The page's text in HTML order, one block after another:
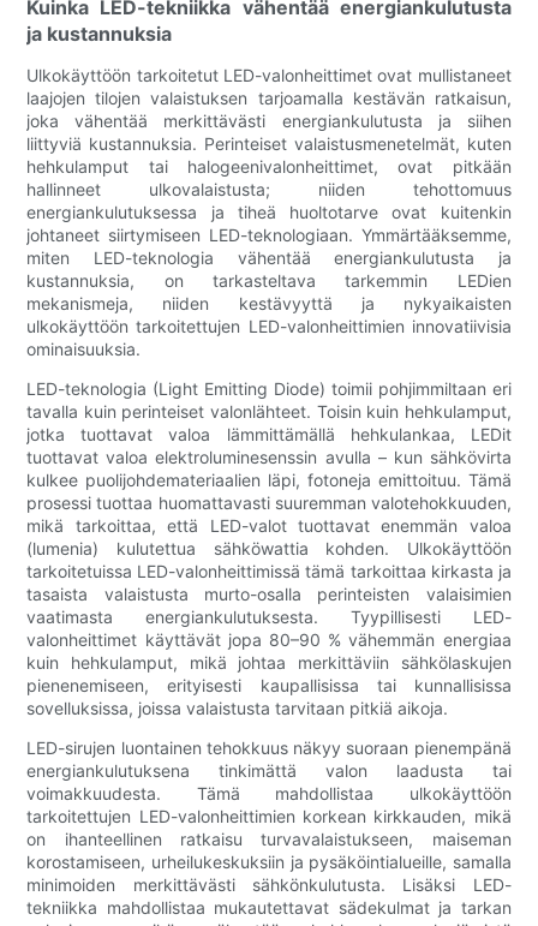
Kuinka LED-tekniikka vähentää energiankulutusta
ja kustannuksia
Ulkokäyttöön tarkoitetut LED-valonheittimet ovat mullistaneet
laajojen tilojen valaistuksen tarjoamalla kestävän ratkaisun,
joka vähentää merkittävästi energiankulutusta ja siihen
liittyviä kustannuksia. Perinteiset valaistusmenetelmät, kuten
hehkulamput tai halogeenivalonheittimet, ovat pitkään
hallinneet ulkovalaistusta; niiden tehottomuus
energiankulutuksessa ja tiheä huoltotarve ovat kuitenkin
johtaneet siirtymiseen LED-teknologiaan. Ymmärtääksemme,
miten LED-teknologia vähentää energiankulutusta ja
kustannuksia, on tarkasteltava tarkemmin LEDien
mekanismeja, niiden kestävyyttä ja nykyaikaisten
ulkokäyttöön tarkoitettujen LED-valonheittimien innovatiivisia
ominaisuuksia.
LED-teknologia (Light Emitting Diode) toimii pohjimmiltaan eri
tavalla kuin perinteiset valonlähteet. Toisin kuin hehkulamput,
jotka tuottavat valoa lämmittämällä hehkulankaa, LEDit
tuottavat valoa elektroluminesenssin avulla – kun sähkövirta
kulkee puolijohdemateriaalien läpi, fotoneja emittoituu. Tämä
prosessi tuottaa huomattavasti suuremman valotehokkuuden,
mikä tarkoittaa, että LED-valot tuottavat enemmän valoa
(lumenia) kulutettua sähköwattia kohden. Ulkokäyttöön
tarkoitetuissa LED-valonheittimissä tämä tarkoittaa kirkasta ja
tasaista valaistusta murto-osalla perinteisten valaisimien
vaatimasta energiankulutuksesta. Tyypillisesti LED-
valonheittimet käyttävät jopa 80–90 % vähemmän energiaa
kuin hehkulamput, mikä johtaa merkittäviin sähkölaskujen
pienenemiseen, erityisesti kaupallisissa tai kunnallisissa
sovelluksissa, joissa valaistusta tarvitaan pitkiä aikoja.
LED-sirujen luontainen tehokkuus näkyy suoraan pienempänä
energiankulutuksena tinkimättä valon laadusta tai
voimakkuudesta. Tämä mahdollistaa ulkokäyttöön
tarkoitettujen LED-valonheittimien korkean kirkkauden, mikä
on ihanteellinen ratkaisu turvavalaistukseen, maiseman
korostamiseen, urheilukeskuksiin ja pysäköintialueille, samalla
minimoiden merkittävästi sähkönkulutusta. Lisäksi LED-
tekniikka mahdollistaa mukautettavat sädekulmat ja tarkan